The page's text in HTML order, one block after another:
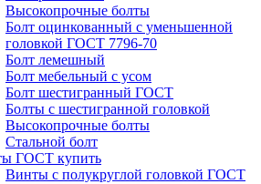
Высокопрочные болты
Болт оцинкованный с уменьшенной
головкой ГОСТ 7796-70
Болт лемешный
Болт мебельный с усом
Болт шестигранный ГОСТ
Болты с шестигранной головкой
Высокопрочные болты
Стальной болт
ГОСТ купить
Винты с полукруглой головкой ГОСТ